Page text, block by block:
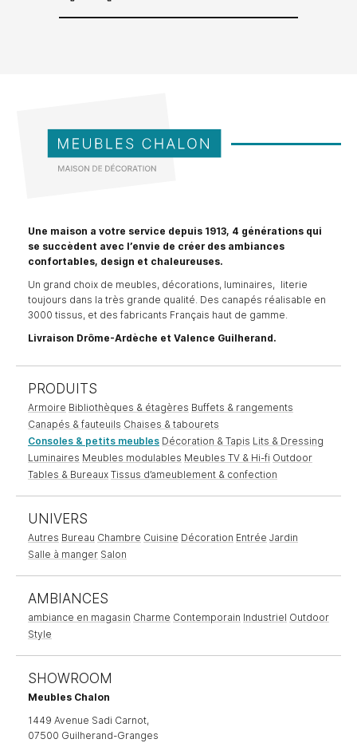
Une maison a votre service depuis 1913, 4 générations qui
se succèdent avec l’envie de créer des ambiances
confortables, design et chaleureuses.
Un grand choix de meubles, décorations, luminaires, literie
toujours dans la très grande qualité. Des canapés réalisable en
3000 tissus, et des fabricants Français haut de gamme.
Livraison Drôme-Ardèche et Valence Guilherand.
PRODUITS
Armoire Bibliothèques & étagères Buffets & rangements
Canapés & fauteuils Chaises & tabourets
Consoles & petits meubles Décoration & Tapis Lits & Dressing
Luminaires Meubles modulables Meubles TV & Hi-fi Outdoor
Tables & Bureaux Tissus d’ameublement & confection
UNIVERS
Autres Bureau Chambre Cuisine Décoration Entrée Jardin
Salle à manger Salon
AMBIANCES
ambiance en magasin Charme Contemporain Industriel Outdoor
Style
SHOWROOM
Meubles Chalon
1449 Avenue Sadi Carnot,
07500 Guilherand-Granges